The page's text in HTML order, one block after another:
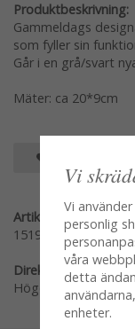
Produktbeskrivning:
Gammeldags
som fyller sin
Går i en grå/svart
Mäter: ca 20*9cm
Artikelnummer:
1519-00
Direktlänk:
Högerklicka och
Vi
Vi
personlig
våra
detta
enheter.